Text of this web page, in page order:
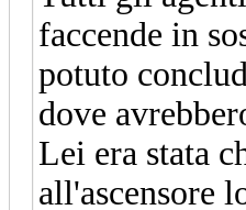
faccende in
potuto
dove
Lei era stata
all'ascensore